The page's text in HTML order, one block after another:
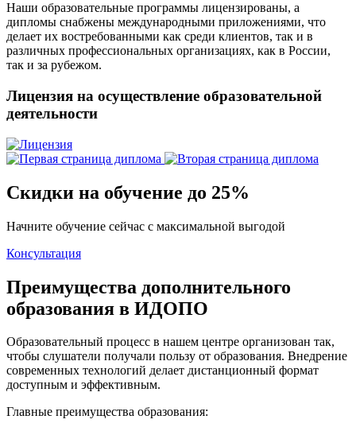
Наши образовательные программы лицензированы, а
дипломы снабжены международными приложениями, что
делает их востребованными как среди клиентов, так и в
различных профессиональных организациях, как в России,
так и за рубежом.
Лицензия на осуществление образовательной
деятельности
Скидки на обучение до 25%
Начните обучение сейчас с максимальной выгодой
Консультация
Преимущества дополнительного
образования в ИДОПО
Образовательный процесс в нашем центре организован так,
чтобы слушатели получали пользу от образования. Внедрение
современных технологий делает дистанционный формат
доступным и эффективным.
Главные преимущества образования: